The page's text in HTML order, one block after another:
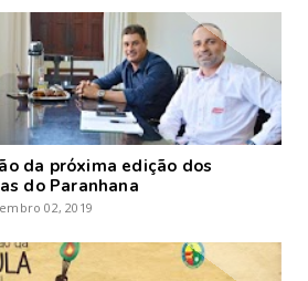
da próxima edição dos
do Paranhana
02, 2019